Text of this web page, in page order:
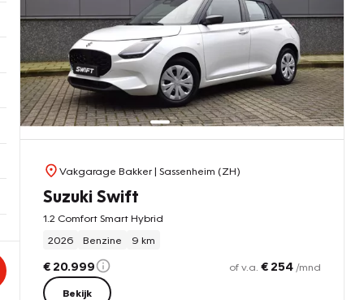
Vakgarage Bakker| Sassenheim (ZH)
Suzuki Swift
1.2 Comfort Smart Hybrid
2026
Benzine 9 km
€ 20.999 of v.a. € 254 /mnd
Bekijk